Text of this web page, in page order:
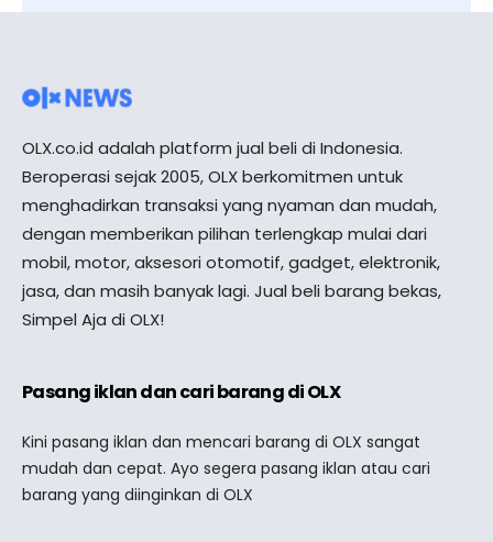
OLX.co.id adalah platform jual beli di Indonesia.
Beroperasi sejak 2005, OLX berkomitmen untuk
menghadirkan transaksi yang nyaman dan mudah,
dengan memberikan pilihan terlengkap mulai dari
mobil, motor, aksesori otomotif, gadget, elektronik,
jasa, dan masih banyak lagi. Jual beli barang bekas,
Simpel Aja di OLX!
Pasang iklan dan cari barang di OLX
Kini pasang iklan dan mencari barang di OLX sangat
mudah dan cepat. Ayo segera pasang iklan atau cari
barang yang diinginkan di OLX